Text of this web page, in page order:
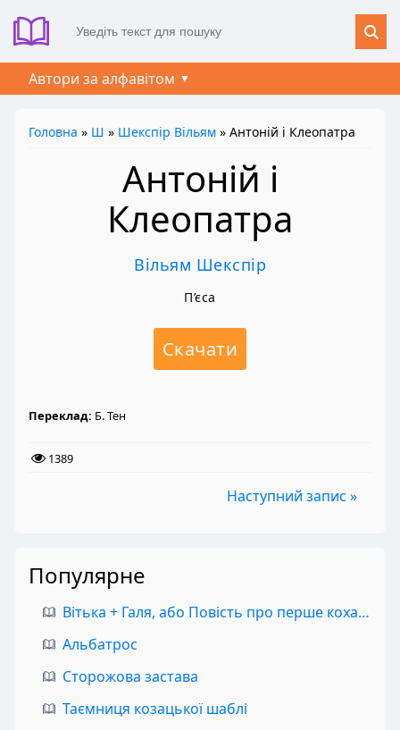
Автори за алфавітом
Головна » Ш » Шекспір Вільям » Антоній і Клеопатра
Антоній і
Клеопатра
Вільям Шекспір
П’єса
Скачати
Переклад: Б. Тен
1389
Наступний запис »
Популярне
Вітька + Галя, або Повість про перше кохання
Альбатрос
Сторожова застава
Таємниця козацької шаблі